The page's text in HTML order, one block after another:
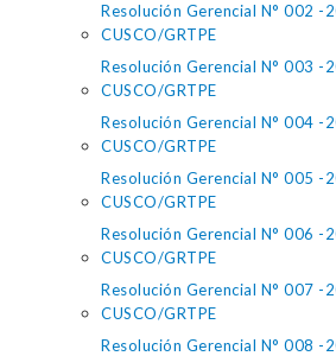
Resolución Gerencial N° 002 -
CUSCO/GRTPE
Resolución Gerencial N° 003 -
CUSCO/GRTPE
Resolución Gerencial N° 004 -
CUSCO/GRTPE
Resolución Gerencial N° 005 -
CUSCO/GRTPE
Resolución Gerencial N° 006 -
CUSCO/GRTPE
Resolución Gerencial N° 007 -
CUSCO/GRTPE
Resolución Gerencial N° 008 -